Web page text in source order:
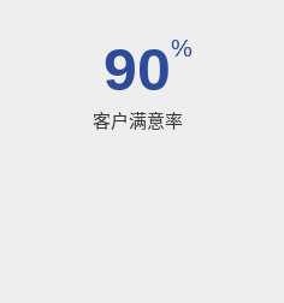
90%
客户满意率